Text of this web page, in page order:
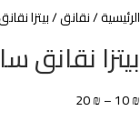
الرئيسية نقانق بيتزا
بيتزا نقانق
10₪
–
20₪